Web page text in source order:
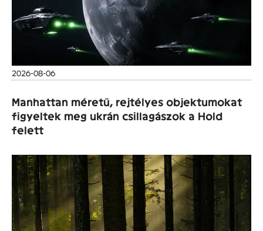
2026-08-06
Manhattan méretű, rejtélyes objektumokat
figyeltek meg ukrán csillagászok a Hold
felett